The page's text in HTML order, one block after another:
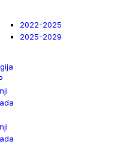
2022-2025
2025-2029